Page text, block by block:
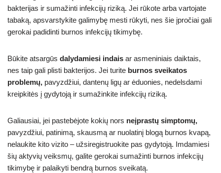
bakterijas ir sumažinti infekcijų riziką. Jei rūkote arba vartojate
tabaką, apsvarstykite galimybę mesti rūkyti, nes šie įpročiai gali
gerokai padidinti burnos infekcijų tikimybę.
Būkite atsargūs dalydamiesi indais ar asmeniniais daiktais,
nes taip gali plisti bakterijos. Jei turite burnos sveikatos
problemų, pavyzdžiui, dantenų ligų ar ėduonies, nedelsdami
kreipkitės į gydytoją ir sumažinkite infekcijų riziką.
Galiausiai, jei pastebėjote kokių nors neįprastų simptomų,
pavyzdžiui, patinimą, skausmą ar nuolatinį blogą burnos kvapą,
nelaukite kito vizito – užsiregistruokite pas gydytoją. Imdamiesi
šių aktyvių veiksmų, galite gerokai sumažinti burnos infekcijų
tikimybę ir palaikyti bendrą burnos sveikatą.